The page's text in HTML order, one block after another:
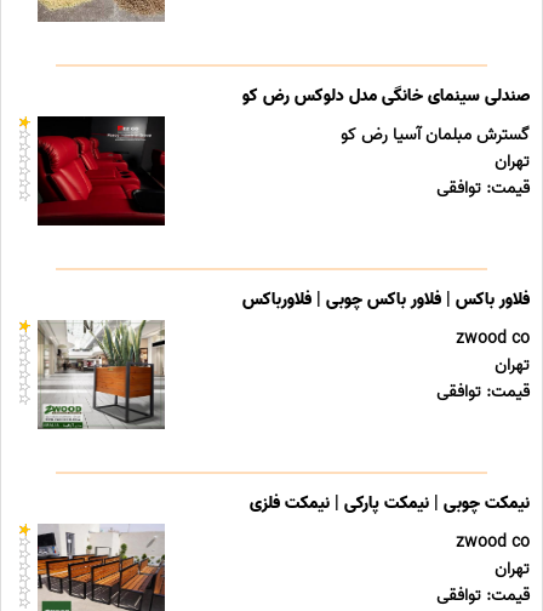
صندلی سینمای خانگی مدل دلوکس رض کو
گسترش مبلمان آسیا رض کو
تهران
قیمت: توافقی
فلاور باکس | فلاور باکس چوبی | فلاورباکس
zwood co
تهران
قیمت: توافقی
نیمکت چوبی | نیمکت پارکی | نیمکت فلزی
zwood co
تهران
قیمت: توافقی